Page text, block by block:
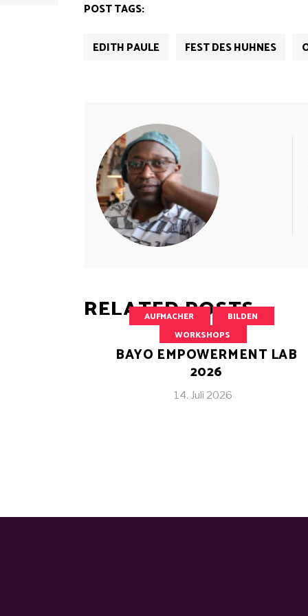
POST TAGS:
EDITH PAULE FEST DES HUHNES
RELATED POSTS
AUFMACHER
BILDEN
WORKSHOPS
BAYO EMPOWERMENT LAB
2026
14. Juli 2026